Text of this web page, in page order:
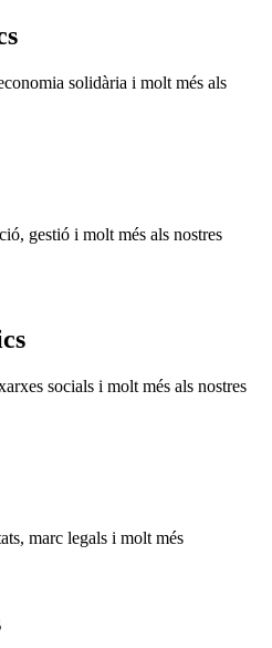
solidària i molt més als
gestió i molt més als nostres
socials i molt més als nostres
marc legals i molt més